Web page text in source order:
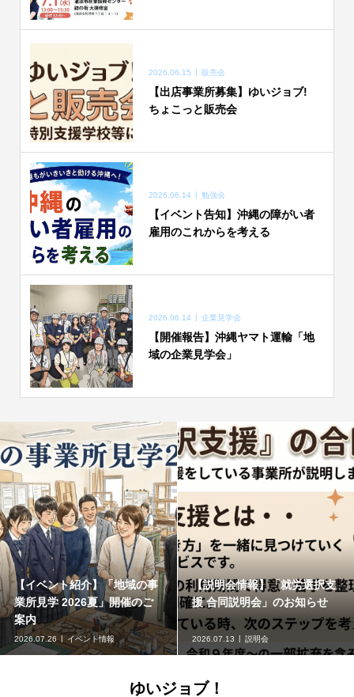
2026.06.15 販売会
【出店事業所募集】ゆいジョブ!
ちょこっと販売会
2026.06.14 勉強会
【イベント告知】沖縄の障がい者
雇用のこれからを考える
2026.06.14 企業見学会
【開催報告】沖縄ヤマト運輸「地
域の企業見学会」
【イベント紹介】「地域の事
業所見学 2026夏」開催のご
案内
2026.07.26 イベント情報
【説明会情報】「就労選択支
援 合同説明会」のお知らせ
2026.07.13 説明会
ゆいジョブ！